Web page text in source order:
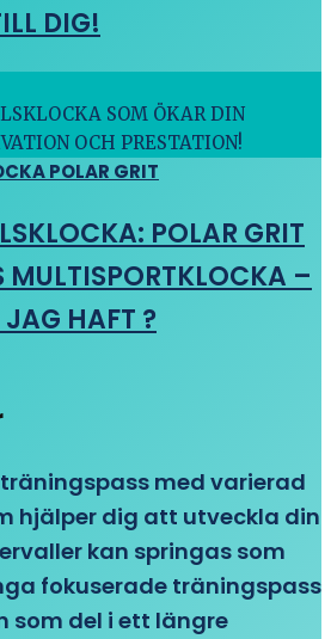
DIG!
SOM ÖKAR DIN
OCH PRESTATION!
POLAR GRIT
MULTISPORTKLOCKA –
HAFT ?
med varierad
hjälper dig att utveckla din
kan springas som
fokuserade träningspass
som del i ett längre